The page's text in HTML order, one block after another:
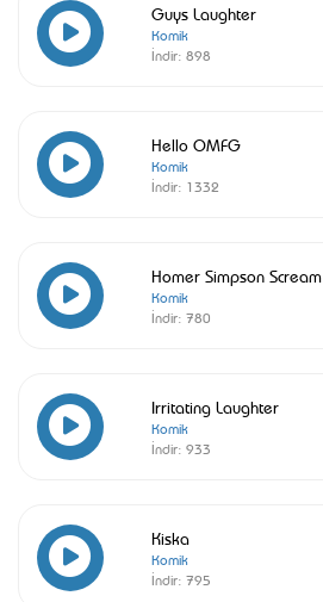
Guys Laughter
Komik
İndir: 898
Hello OMFG
Komik
İndir: 1332
Homer Simpson Scream
Komik
İndir: 780
Irritating Laughter
Komik
İndir: 933
Kiska
Komik
İndir: 795